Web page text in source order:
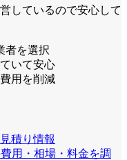
しているので安心して
者を選択
いて安心
用を削減
積り情報
用・相場・料金を調